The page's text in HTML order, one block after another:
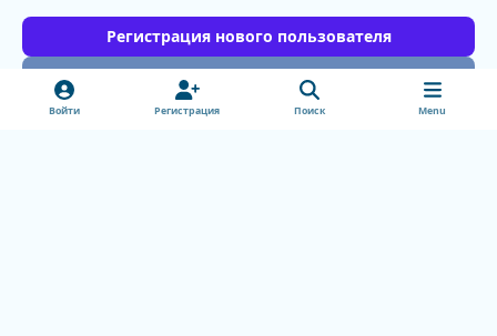
Регистрация нового пользователя
Войти
Войти Регистрация Поиск Menu